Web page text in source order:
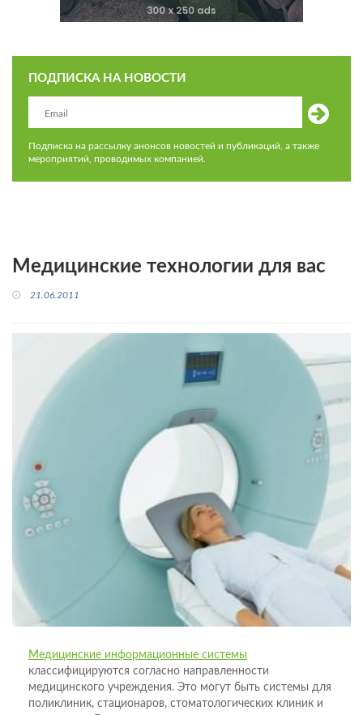
ПОДПИСКА НА НОВОСТИ
Подписка на рассылку анонсов новостей и публикаций, а также
мероприятий, проводимых компанией.
Медицинские технологии для вас
21.06.2011
Медицинские информационные системы
классифицируются согласно направленности
медицинского учреждения. Это могут быть системы для
поликлиник, стационаров, стоматологических клиник и